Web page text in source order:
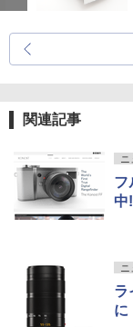
関連記事
ニ
フ
中
ニ
ラ
に